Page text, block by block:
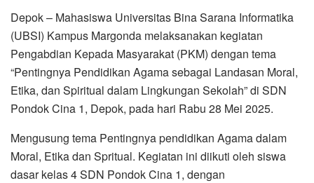
Depok – Mahasiswa Universitas Bina Sarana Informatika
(UBSI) Kampus Margonda melaksanakan kegiatan
Pengabdian Kepada Masyarakat (PKM) dengan tema
“Pentingnya Pendidikan Agama sebagai Landasan Moral,
Etika, dan Spiritual dalam Lingkungan Sekolah” di SDN
Pondok Cina 1, Depok, pada hari Rabu 28 Mei 2025.
Mengusung tema Pentingnya pendidikan Agama dalam
Moral, Etika dan Spritual. Kegiatan ini diikuti oleh siswa
dasar kelas 4 SDN Pondok Cina 1, dengan